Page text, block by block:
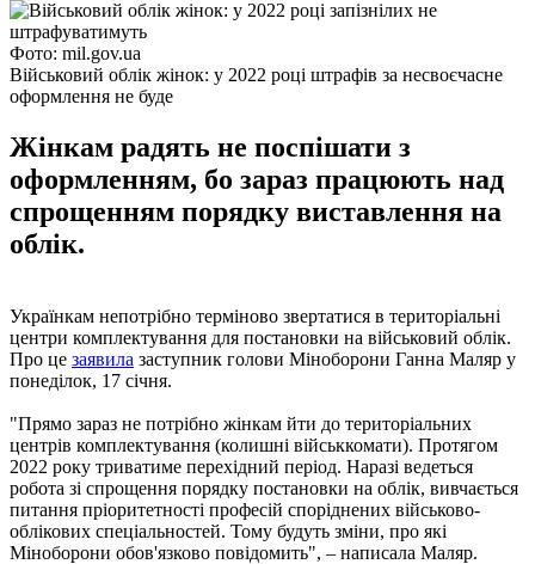
Фото: mil.gov.ua
Військовий облік жінок: у 2022 році штрафів за несвоєчасне
оформлення не буде
Жінкам радять не поспішати з
оформленням, бо зараз працюють над
спрощенням порядку виставлення на
облік.
Українкам непотрібно терміново звертатися в територіальні
центри комплектування для постановки на військовий облік.
Про це заявила заступник голови Міноборони Ганна Маляр у
понеділок, 17 січня.
"Прямо зараз не потрібно жінкам йти до територіальних
центрів комплектування (колишні військкомати). Протягом
2022 року триватиме перехідний період. Наразі ведеться
робота зі спрощення порядку постановки на облік, вивчається
питання пріоритетності професій споріднених військово-
облікових спеціальностей. Тому будуть зміни, про які
Міноборони обов'язково повідомить", – написала Маляр.